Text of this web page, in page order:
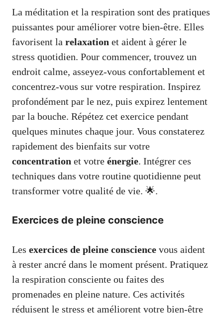
La méditation et la respiration sont des pratiques
puissantes pour améliorer votre bien-être. Elles
favorisent la relaxation et aident à gérer le
stress quotidien. Pour commencer, trouvez un
endroit calme, asseyez-vous confortablement et
concentrez-vous sur votre respiration. Inspirez
profondément par le nez, puis expirez lentement
par la bouche. Répétez cet exercice pendant
quelques minutes chaque jour. Vous constaterez
rapidement des bienfaits sur votre
concentration et votre énergie. Intégrer ces
techniques dans votre routine quotidienne peut
transformer votre qualité de vie. 🌟.
Exercices de pleine conscience
Les exercices de pleine conscience vous aident
à rester ancré dans le moment présent. Pratiquez
la respiration consciente ou faites des
promenades en pleine nature. Ces activités
réduisent le stress et améliorent votre bien-être